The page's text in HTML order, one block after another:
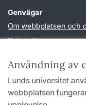
Användning av
Lunds universitet
webbplatsen
Genvägar
Om webbplatsen och
Behandling av
TYPO3-login
Följ